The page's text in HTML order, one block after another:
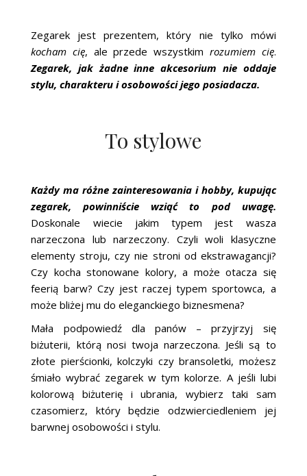
Zegarek jest prezentem, który nie tylko mówi
kocham cię, ale przede wszystkim rozumiem cię.
Zegarek, jak żadne inne akcesorium nie oddaje
stylu, charakteru i osobowości jego posiadacza.
To stylowe
Każdy ma różne zainteresowania i hobby, kupując
zegarek, powinniście wziąć to pod uwagę.
Doskonale wiecie jakim typem jest wasza
narzeczona lub narzeczony. Czyli woli klasyczne
elementy stroju, czy nie stroni od ekstrawagancji?
Czy kocha stonowane kolory, a może otacza się
feerią barw? Czy jest raczej typem sportowca, a
może bliżej mu do eleganckiego biznesmena?
Mała podpowiedź dla panów – przyjrzyj się
biżuterii, którą nosi twoja narzeczona. Jeśli są to
złote pierścionki, kolczyki czy bransoletki, możesz
śmiało wybrać zegarek w tym kolorze. A jeśli lubi
kolorową biżuterię i ubrania, wybierz taki sam
czasomierz, który będzie odzwierciedleniem jej
barwnej osobowości i stylu.